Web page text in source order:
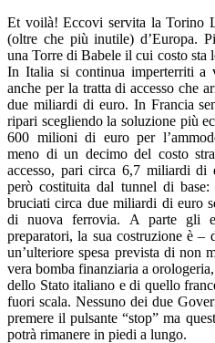
Et voilà! Eccovi servita la Torino
(oltre che più inutile) d’Europa.
una Torre di Babele il cui costo sta
In Italia si continua imperterriti a
anche per la tratta di accesso che
due miliardi di euro. In Francia
ripari scegliendo la soluzione più
600 milioni di euro per
meno di un decimo del costo
accesso, pari circa 6,7 miliardi di
però costituita dal tunnel di
bruciati circa due miliardi di euro
di nuova ferrovia. A parte gli
preparatori, la sua costruzione è –
un’ulteriore spesa prevista di non
vera bomba finanziaria a
dello Stato italiano e di quello
fuori scala. Nessuno dei due
premere il pulsante “stop” ma
potrà rimanere in piedi a lungo.